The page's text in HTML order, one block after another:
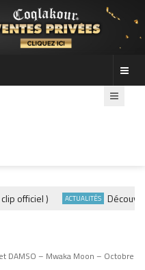
officiel ) ACTUALITÉS Découvre
DAMSO – Mwaka Moon – Octobre